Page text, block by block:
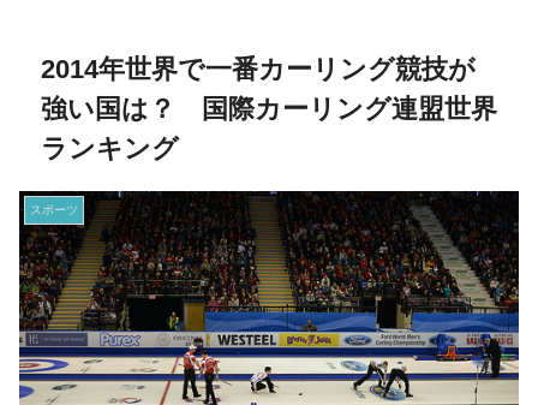
2014年世界で一番カーリング競技が
強い国は？ 国際カーリング連盟世界
ランキング
スポーツ